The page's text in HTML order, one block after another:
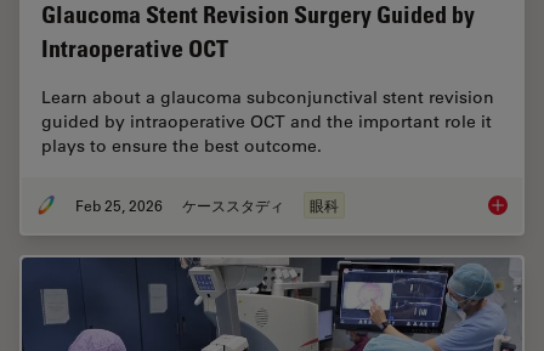
Glaucoma Stent Revision Surgery Guided by
Intraoperative OCT
Learn about a glaucoma subconjunctival stent revision
guided by intraoperative OCT and the important role it
plays to ensure the best outcome.
Feb 25, 2026 ケーススタディ 眼科